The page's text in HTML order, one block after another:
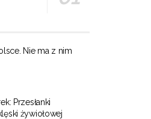
Nie ma z nim
Przesłanki
żywiołowej